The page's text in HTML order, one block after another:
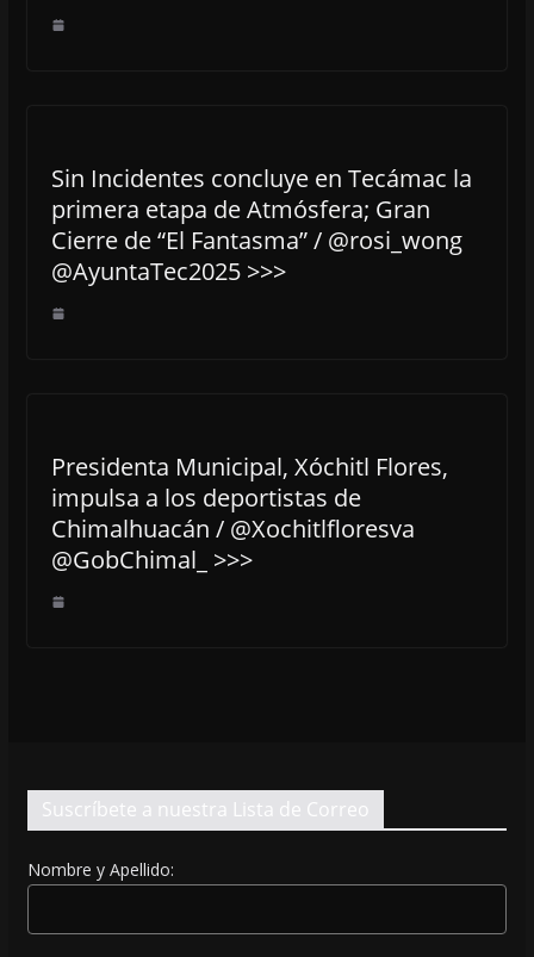
Sin Incidentes concluye en Tecámac la
primera etapa de Atmósfera; Gran
Cierre de “El Fantasma” / @rosi_wong
@AyuntaTec2025 >>>
Presidenta Municipal, Xóchitl Flores,
impulsa a los deportistas de
Chimalhuacán / @Xochitlfloresva
@GobChimal_ >>>
Suscríbete a nuestra Lista de Correo
Nombre y Apellido: